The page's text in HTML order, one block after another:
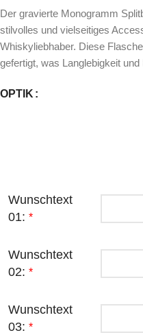
Der gravierte Monogramm
stilvolles und vielseitiges
Whiskyliebhaber. Diese
gefertigt, was Langlebigkeit
OPTIK
Wunschtext
01: *
Wunschtext
02: *
Wunschtext
03: *